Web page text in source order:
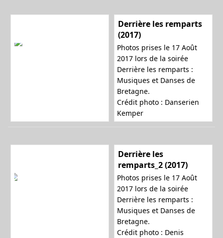
Derrière les remparts
(2017)
Photos prises le 17 Août
2017 lors de la soirée
Derrière les remparts :
Musiques et Danses de
Bretagne.
Crédit photo : Danserien
Kemper
Derrière les
remparts_2 (2017)
Photos prises le 17 Août
2017 lors de la soirée
Derrière les remparts :
Musiques et Danses de
Bretagne.
Crédit photo : Denis